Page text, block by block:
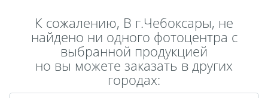
подрамника
Фотоколлаж
Фотобокс
Дибонд
К сожалению, В г.Чебоксары, не
найдено ни одного фотоцентра с
выбранной продукцией
но вы можете заказать в других
городах: